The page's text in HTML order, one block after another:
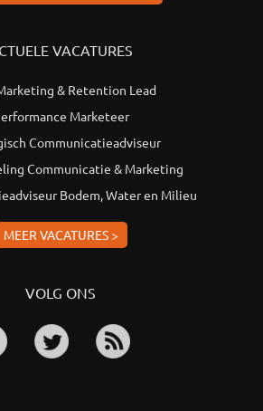
VACATURES
& Retention Lead
Marketeer
Communicatieadviseur
Communicatie & Marketing
Bodem, Water en Milieu
MEER VACATURES >
VOLG ONS